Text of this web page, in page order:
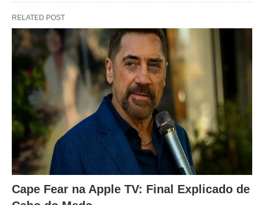
RELATED POST
Cape Fear na Apple TV: Final Explicado de